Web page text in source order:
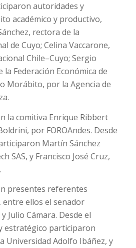
autoridades y
académico y productivo,
rectora de la
de Cuyo; Celina Vaccarone,
Chile–Cuyo; Sergio
Federación Económica de
Morábito, por la Agencia de
la comitiva Enrique Ribbert
por FOROAndes. Desde
Martín Sánchez
SAS, y Francisco José Cruz,
presentes referentes
entre ellos el senador
Julio Cámara. Desde el
estratégico participaron
Universidad Adolfo Ibáñez, y